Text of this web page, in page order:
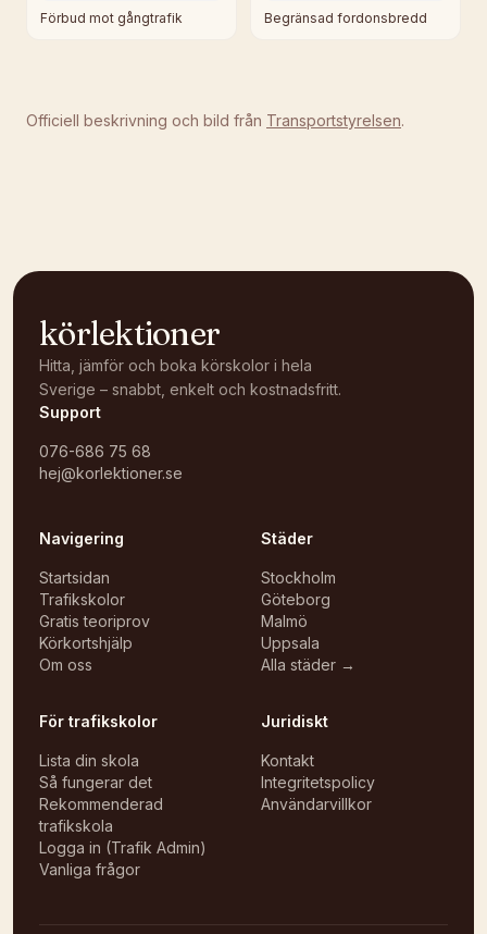
Förbud mot gångtrafik Begränsad fordonsbredd
Officiell beskrivning och bild från Transportstyrelsen.
körlektioner
Hitta, jämför och boka körskolor i hela
Sverige – snabbt, enkelt och kostnadsfritt.
Support
076-686 75 68
hej@korlektioner.se
Navigering
Startsidan
Trafikskolor
Gratis teoriprov
Körkortshjälp
Om oss
Städer
Stockholm
Göteborg
Malmö
Uppsala
Alla städer →
För trafikskolor
Lista din skola
Så fungerar det
Rekommenderad
trafikskola
Logga in (Trafik Admin)
Vanliga frågor
Juridiskt
Kontakt
Integritetspolicy
Användarvillkor